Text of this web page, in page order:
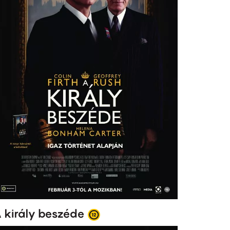
király beszéde